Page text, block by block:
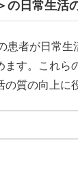
の日常生活
患者が日常生
ます。これら
質の向上に